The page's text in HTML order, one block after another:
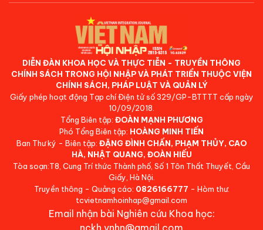
DIỄN ĐÀN KHOA HỌC VÀ THỰC TIỄN - TRUYỀN THÔNG
CHÍNH SÁCH TRONG HỘI NHẬP VÀ PHÁT TRIỂN THUỘC VIỆN
CHÍNH SÁCH, PHÁP LUẬT VÀ QUẢN LÝ
Giấy phép hoạt động Tạp chí Điện tử số 329/GP-BTTTT cấp ngày
10/09/2018.
Tổng Biên tập: ĐOÀN MẠNH PHƯƠNG
Phó Tổng Biên tập: HOÀNG MINH TIẾN
Ban Thư ký - Biên tập: ĐẶNG ĐÌNH CHẤN, PHẠM THỦY, CAO
HÀ, NHẬT QUANG, ĐOÀN HIẾU
Tòa soạn:T8, Cung Trí thức Thành phố, Số 1 Tôn Thất Thuyết, Cầu
Giấy, Hà Nội.
Truyền thông - Quảng cáo: 0826166777 - Hòm thư:
tcvietnamhoinhap@gmail.com
Email nhận bài Nghiên cứu Khoa học:
nckh.vnhn@gmail.com